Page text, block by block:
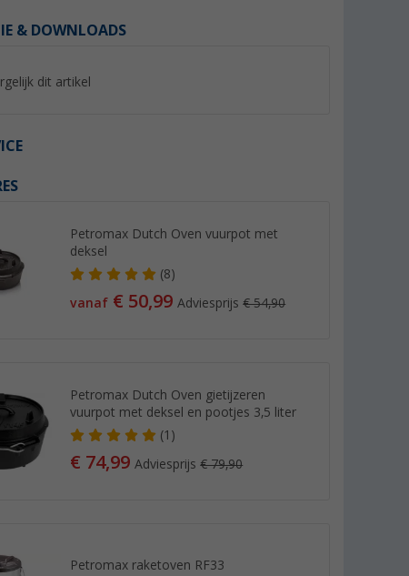
& DOWNLOADS
dit artikel
Petromax Dutch Oven vuurpot met
deksel
(8)
vanaf € 50,99Adviesprijs€ 54,90
Petromax Dutch Oven gietijzeren
vuurpot met deksel en pootjes 3,5 liter
(1)
€ 74,99Adviesprijs€ 79,90
Petromax raketoven RF33
Cadac Soft Soak